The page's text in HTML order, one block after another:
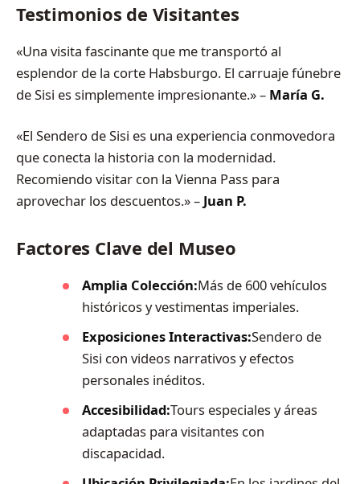
Testimonios de Visitantes
«Una visita fascinante que me transportó al
esplendor de la corte Habsburgo. El carruaje fúnebre
de Sisi es simplemente impresionante.» – María G.
«El Sendero de Sisi es una experiencia conmovedora
que conecta la historia con la modernidad.
Recomiendo visitar con la Vienna Pass para
aprovechar los descuentos.» – Juan P.
Factores Clave del Museo
Amplia Colección:Más de 600 vehículos
históricos y vestimentas imperiales.
Exposiciones Interactivas:Sendero de
Sisi con videos narrativos y efectos
personales inéditos.
Accesibilidad:Tours especiales y áreas
adaptadas para visitantes con
discapacidad.